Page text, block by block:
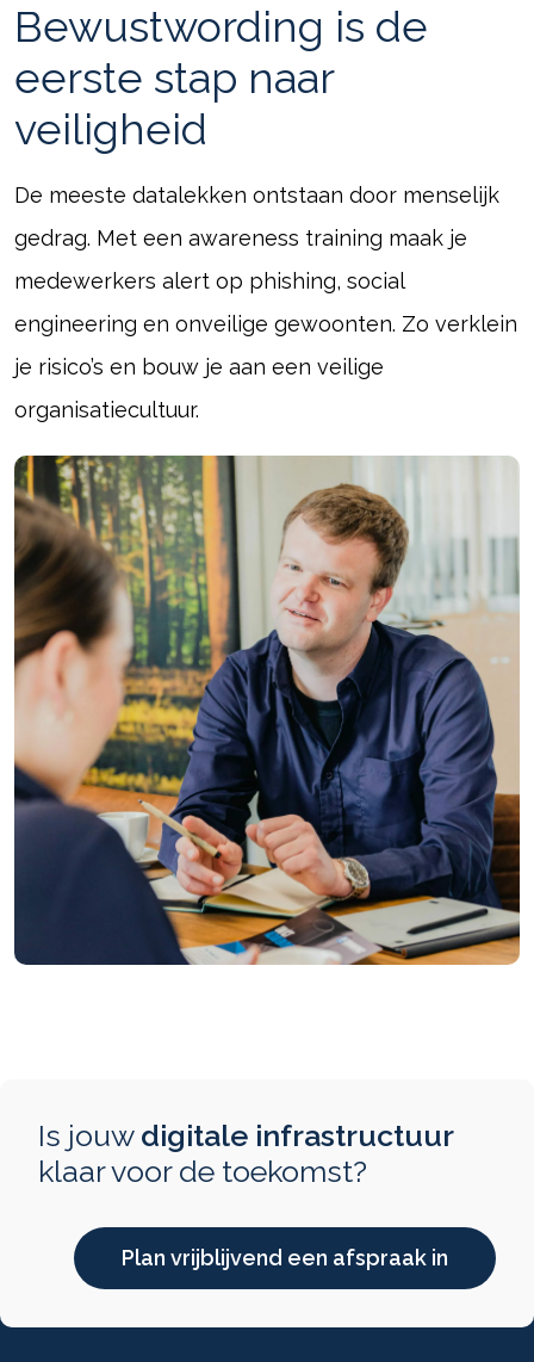
Bewustwording is de
eerste stap naar
veiligheid
De meeste datalekken ontstaan door menselijk
gedrag. Met een awareness training maak je
medewerkers alert op phishing, social
engineering en onveilige gewoonten. Zo verklein
je risico’s en bouw je aan een veilige
organisatiecultuur.
Is jouw digitale infrastructuur
klaar voor de toekomst?
Plan vrijblijvend een afspraak in